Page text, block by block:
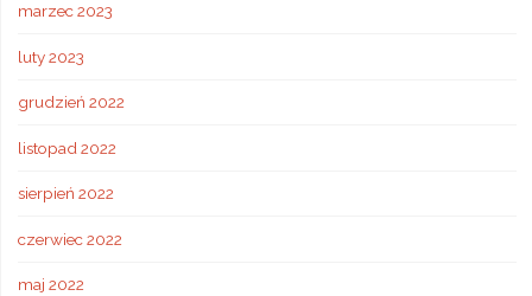
marzec 2023
luty 2023
grudzień 2022
listopad 2022
sierpień 2022
czerwiec 2022
maj 2022